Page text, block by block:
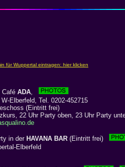
Café ADA,
Elberfeld, Tel. 0202-452715
(Eintritt frei)
22 Uhr Party oben, 23 Uhr Party
in der HAVANA BAR (Eintritt frei)
Elberfeld